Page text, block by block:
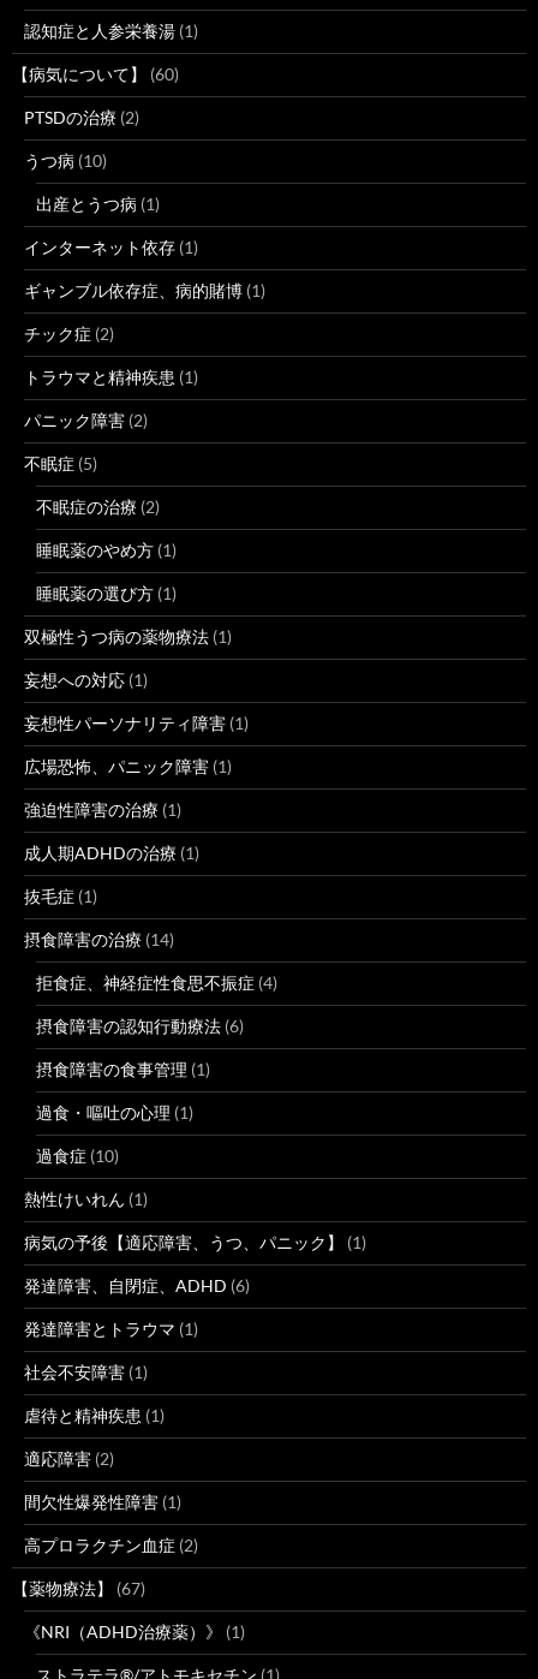
認知症と人参栄養湯 (1)
【病気について】 (60)
PTSDの治療 (2)
うつ病 (10)
出産とうつ病 (1)
インターネット依存 (1)
ギャンブル依存症、病的賭博 (1)
チック症 (2)
トラウマと精神疾患 (1)
パニック障害 (2)
不眠症 (5)
不眠症の治療 (2)
睡眠薬のやめ方 (1)
睡眠薬の選び方 (1)
双極性うつ病の薬物療法 (1)
妄想への対応 (1)
妄想性パーソナリティ障害 (1)
広場恐怖、パニック障害 (1)
強迫性障害の治療 (1)
成人期ADHDの治療 (1)
抜毛症 (1)
摂食障害の治療 (14)
拒食症、神経症性食思不振症 (4)
摂食障害の認知行動療法 (6)
摂食障害の食事管理 (1)
過食・嘔吐の心理 (1)
過食症 (10)
熱性けいれん (1)
病気の予後【適応障害、うつ、パニック】 (1)
発達障害、自閉症、ADHD (6)
発達障害とトラウマ (1)
社会不安障害 (1)
虐待と精神疾患 (1)
適応障害 (2)
間欠性爆発性障害 (1)
高プロラクチン血症 (2)
【薬物療法】 (67)
《NRI（ADHD治療薬）》 (1)